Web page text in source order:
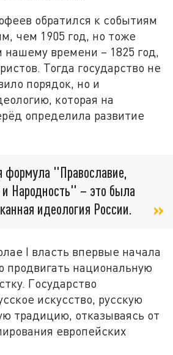
обратился к событиям
чем 1905 год, но тоже
времени – 1825 год,
Тогда государство не
порядок, но и
которая на
определила развитие
формула "Православие,
Народность" – это была
идеология России.
I власть впервые начала
продвигать национальную
Государство
искусство, русскую
традицию, отказываясь от
европейских